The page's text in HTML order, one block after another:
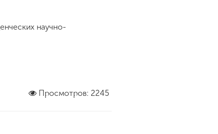
научно-
Просмотров: 2245